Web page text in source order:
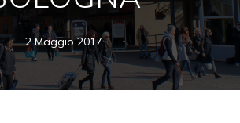
2 Maggio 2017